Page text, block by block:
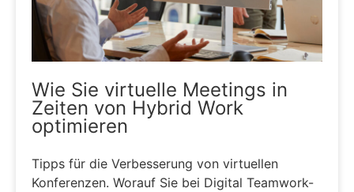
Wie Sie virtuelle Meetings in
Zeiten von Hybrid Work
optimieren
Tipps für die Verbesserung von virtuellen
Konferenzen. Worauf Sie bei Digital Teamwork-